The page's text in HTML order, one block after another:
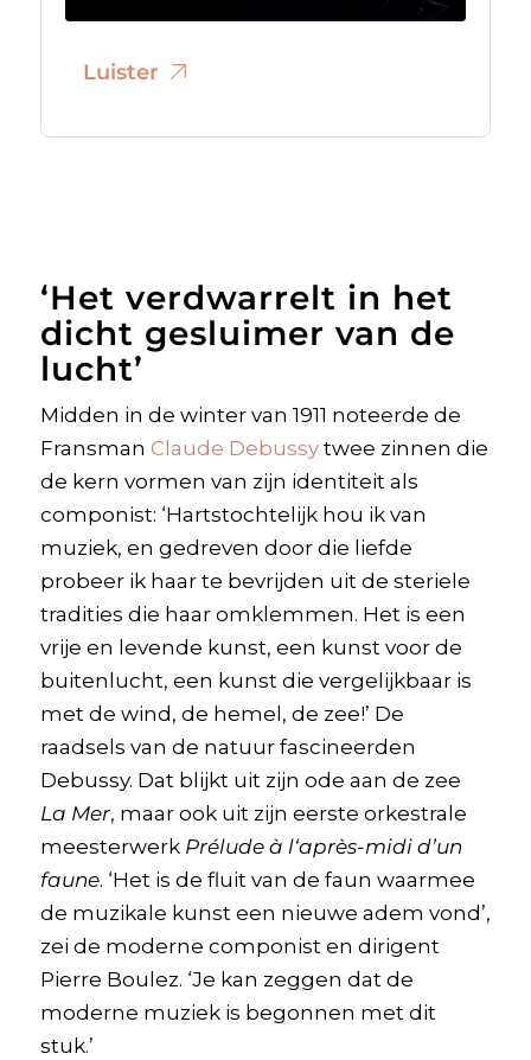
Luister
‘Het verdwarrelt in het
dicht gesluimer van de
lucht’
Midden in de winter van 1911 noteerde de
Fransman Claude Debussytwee zinnen die
de kern vormen van zijn identiteit als
componist: ‘Hartstochtelijk hou ik van
muziek, en gedreven door die liefde
probeer ik haar te bevrijden uit de steriele
tradities die haar omklemmen. Het is een
vrije en levende kunst, een kunst voor de
buitenlucht, een kunst die vergelijkbaar is
met de wind, de hemel, de zee!’ De
raadsels van de natuur fascineerden
Debussy. Dat blijkt uit zijn ode aan de zee
La Mer, maar ook uit zijn eerste orkestrale
meesterwerk Prélude à l‘après-midi d’un
faune. ‘Het is de fluit van de faun waarmee
de muzikale kunst een nieuwe adem vond’,
zei de moderne componist en dirigent
Pierre Boulez. ‘Je kan zeggen dat de
moderne muziek is begonnen met dit
stuk.’